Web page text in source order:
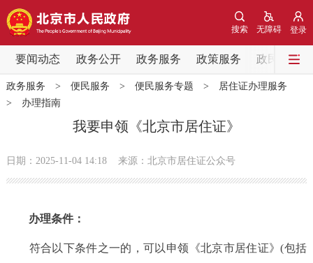
登录
无障碍
搜索
要闻动态 政务公开 政务服务 政策服务 政民互动
要闻动态
党中央精神 国务院信息 中央部委动态
北京要闻 会议信息
各区热点
政务公开
市领导 机构职能 政策服务
政务服务 > 便民服务 > 便民服务专题 >
居住证办理服务
> 办理指南
我要申领《北京市居住证》
日期：2025-11-04 14:18 来源：北京市居住证公众号
办理条件：
符合以下条件之一的，可以申领《北京市居住证》(包括